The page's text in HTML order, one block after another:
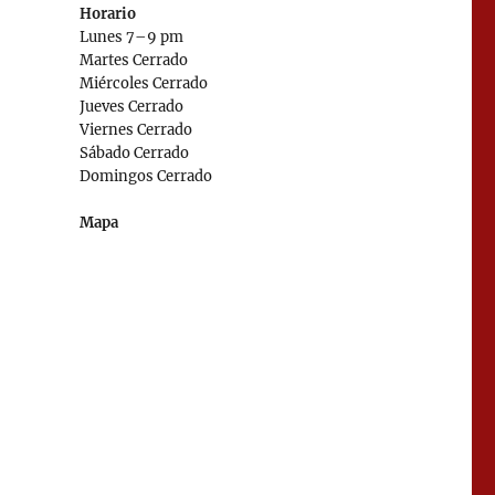
Horario
Lunes 7–9 pm
Martes Cerrado
Miércoles Cerrado
Jueves Cerrado
Viernes Cerrado
Sábado Cerrado
Domingos Cerrado
Mapa